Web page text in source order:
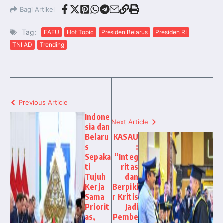
Bagi Artikel
Tag: EAEU Hot Topic Presiden Belarus
Presiden RI
TNI AD
Trending
Previous Article
Indone
sia dan
Belaru
s
Sepaka
ti
Tujuh
Kerja
Sama
Priorit
as,
Next Article
KASAU
:
“Integ
ritas
dan
Berpiki
r Kritis
Jadi
Pembe